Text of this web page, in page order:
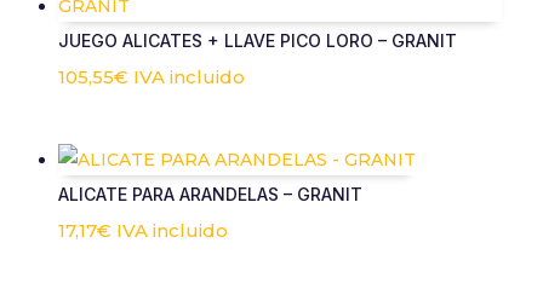
JUEGO ALICATES + LLAVE PICO LORO – GRANIT
105,55€ IVA incluido
ALICATE PARA ARANDELAS – GRANIT
17,17€ IVA incluido